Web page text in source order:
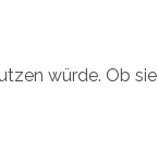
würde. Ob sie